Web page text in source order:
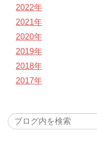
2022年
2021年
2020年
2019年
2018年
2017年